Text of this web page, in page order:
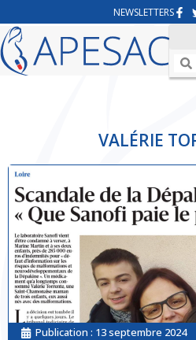
NEWSLETTERS
VALÉRIE
Publication : 13 septembre 2024